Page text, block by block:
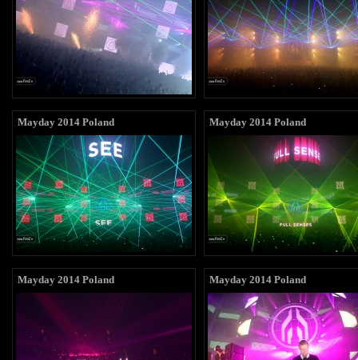
Mayday 2014 Poland Mayday 2014 Poland
Mayday 2014 Poland Mayday 2014 Poland